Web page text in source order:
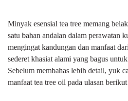
Minyak esensial tea tree memang
satu bahan andalan dalam perawatan
mengingat kandungan dan manfaat
sederet khasiat alami yang bagus
Sebelum membahas lebih detail, yuk
manfaat tea tree oil pada ulasan